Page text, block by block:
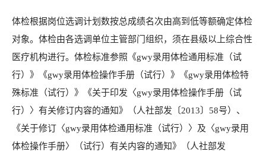
体检根据岗位选调计划数按总成绩名次由高到低等额确定体检
对象。体检由各选调单位主管部门组织，须在县级以上综合性
医疗机构进行。体检标准参照《gwy录用体检通用标准（试
行）》《gwy录用体检操作手册（试行）》《gwy录用体检特
殊标准（试行）》《关于印发〈gwy录用体检操作手册（试
行）〉有关修订内容的通知》（人社部发〔2013〕58号）、
《关于修订〈gwy录用体检通用标准（试行）〉及〈gwy录用
体检操作手册〉（试行）有关内容的通知》（人社部发